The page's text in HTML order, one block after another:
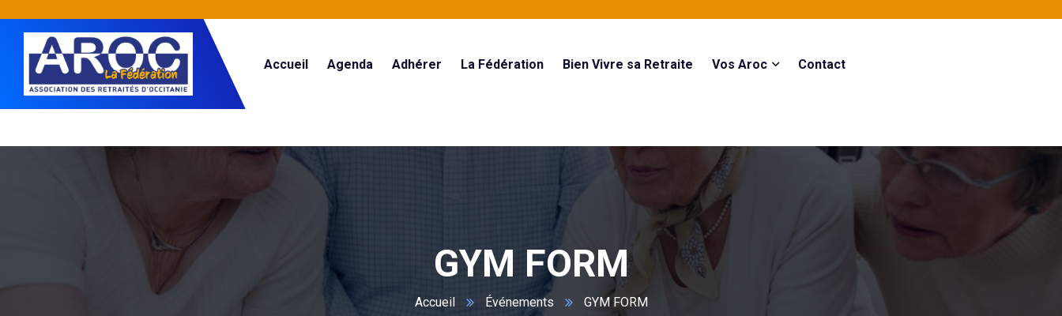
Accueil Agenda Adhérer La Fédération Bien Vivre sa Retraite Vos Aroc Contact
GYM FORM
Accueil Événements GYM FORM